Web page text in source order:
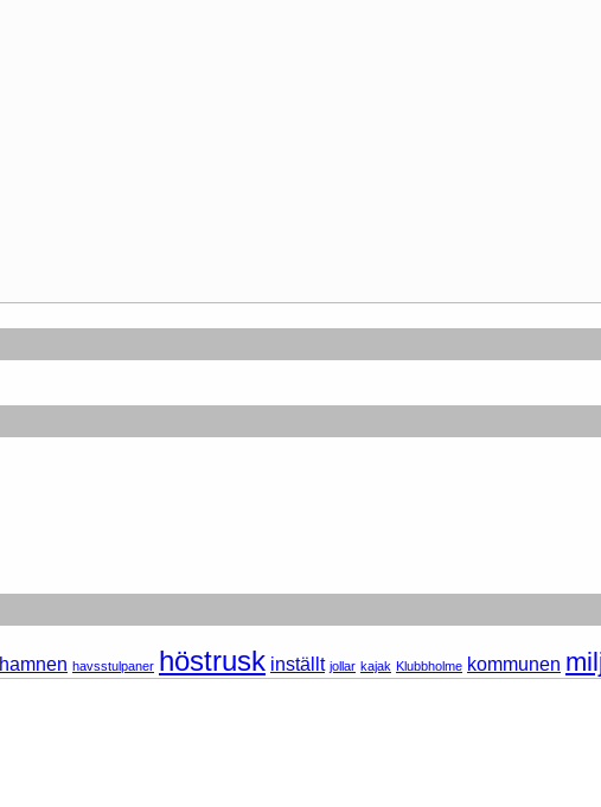
hamnen havsstulpaner höstrusk inställt jollar kajak Klubbholme kommunen